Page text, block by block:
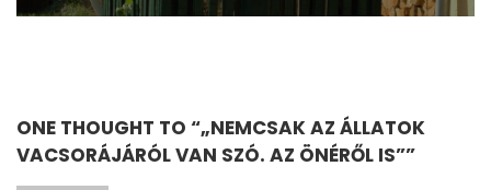
ONE THOUGHT TO “„NEMCSAK AZ ÁLLATOK
VACSORÁJÁRÓL VAN SZÓ. AZ ÖNÉRŐL IS””